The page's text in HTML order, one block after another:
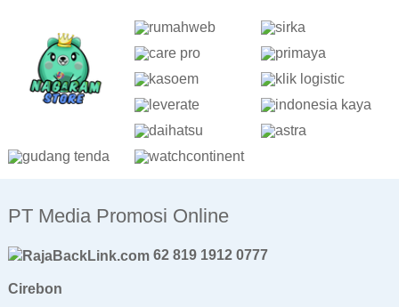
PT Media Promosi Online
62 819 1912 0777
Cirebon